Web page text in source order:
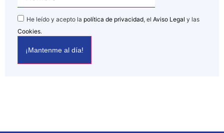
He leído y acepto la política de privacidad, el Aviso Legal y las
Cookies.